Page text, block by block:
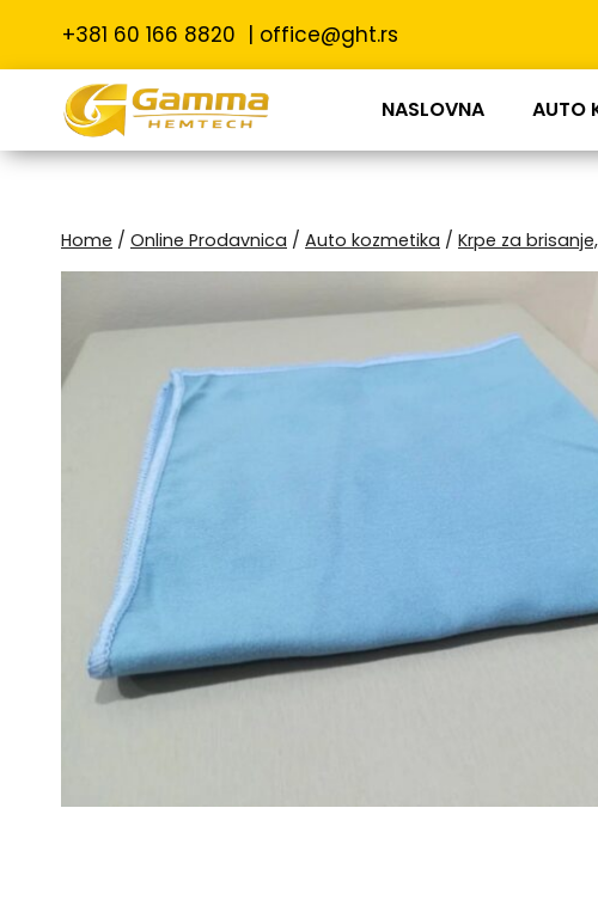
+381 60 166 8820 | office@ght.rs
NASLOVNA AUTO
Home / Online Prodavnica / Auto kozmetika / Krpe za